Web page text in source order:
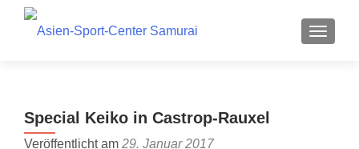
MENU
Special Keiko in Castrop-Rauxel
Veröffentlicht am 29. Januar 2017